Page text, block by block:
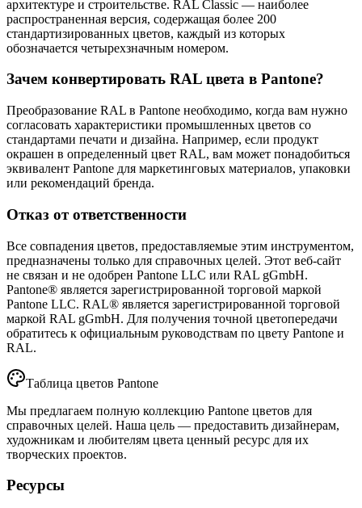
архитектуре и строительстве. RAL Classic — наиболее
распространенная версия, содержащая более 200
стандартизированных цветов, каждый из которых
обозначается четырехзначным номером.
Зачем конвертировать RAL цвета в Pantone?
Преобразование RAL в Pantone необходимо, когда вам нужно
согласовать характеристики промышленных цветов со
стандартами печати и дизайна. Например, если продукт
окрашен в определенный цвет RAL, вам может понадобиться
эквивалент Pantone для маркетинговых материалов, упаковки
или рекомендаций бренда.
Отказ от ответственности
Все совпадения цветов, предоставляемые этим инструментом,
предназначены только для справочных целей. Этот веб-сайт
не связан и не одобрен Pantone LLC или RAL gGmbH.
Pantone® является зарегистрированной торговой маркой
Pantone LLC. RAL® является зарегистрированной торговой
маркой RAL gGmbH. Для получения точной цветопередачи
обратитесь к официальным руководствам по цвету Pantone и
RAL.
Таблица цветов Pantone
Мы предлагаем полную коллекцию Pantone цветов для
справочных целей. Наша цель — предоставить дизайнерам,
художникам и любителям цвета ценный ресурс для их
творческих проектов.
Ресурсы